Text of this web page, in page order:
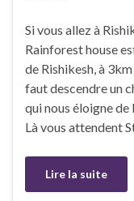
Si vous allez à
Rainforest house
de Rishikesh, à
faut descendre un
qui nous éloigne
Là vous attendent
Lire la suite